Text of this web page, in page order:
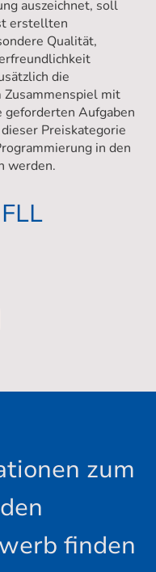
auszeichnet, soll
erstellten
Qualität,
die
Zusammenspiel mit
geforderten Aufgaben
Preiskategorie
in den
werden.
zum
finden